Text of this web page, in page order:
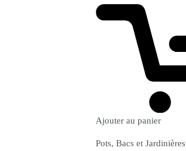
Ajouter au panier
Pots, Bacs et Jardinières